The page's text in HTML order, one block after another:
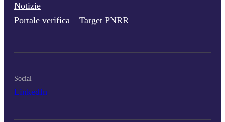
Notizie
Portale verifica – Target PNRR
Social
LinkedIn